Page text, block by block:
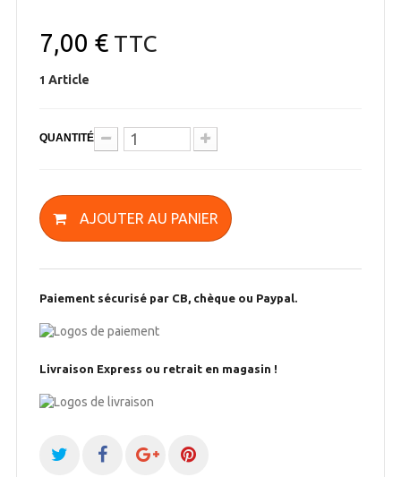
7,00 €TTC
1 Article
QUANTITÉ
AJOUTER AU PANIER
Paiement sécurisé par CB, chèque ou Paypal.
Livraison Express ou retrait en magasin !